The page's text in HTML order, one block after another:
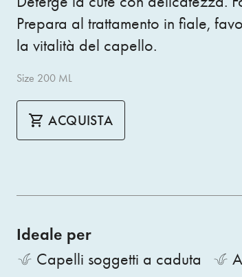
Prepara al trattamento in fiale,
la vitalità del capello.
Size 200 ML
ACQUISTA
Ideale per
Capelli soggetti a caduta